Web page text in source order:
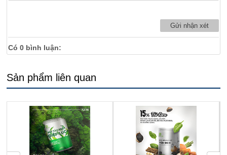
Có0 bình luận:
Sản phẩm liên quan